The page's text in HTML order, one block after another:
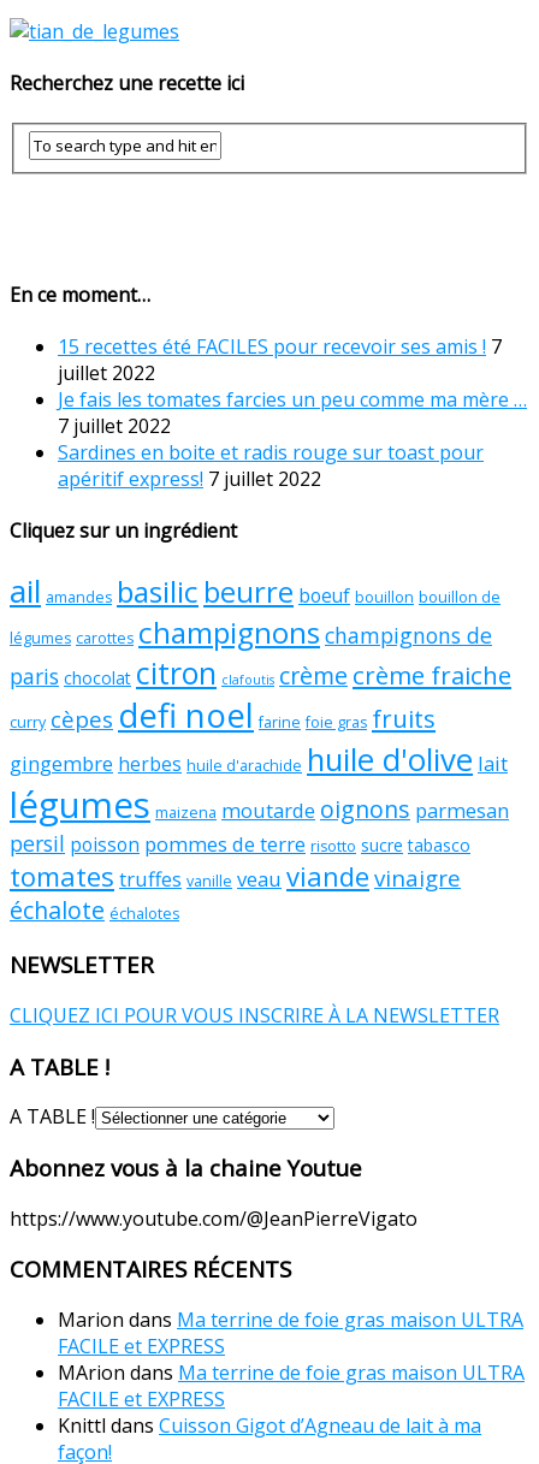
Recherchez une recette ici
En ce moment…
15 recettes été FACILES pour recevoir ses amis ! 7
juillet 2022
Je fais les tomates farcies un peu comme ma mère …
7 juillet 2022
Sardines en boite et radis rouge sur toast pour
apéritif express! 7 juillet 2022
Cliquez sur un ingrédient
ail amandes basilic beurre boeuf bouillon bouillon de
légumes carottes champignons champignons de
paris chocolat citron clafoutis crème crème fraiche
curry cèpes defi noel farine foie gras fruits
gingembre herbes huile d'arachide huile d'olive lait
légumes maizena moutarde oignons parmesan
persil poisson pommes de terre risotto sucre tabasco
tomates truffes vanille veau viande vinaigre
échalote échalotes
NEWSLETTER
CLIQUEZ ICI POUR VOUS INSCRIRE À LA NEWSLETTER
A TABLE !
A TABLE !
Abonnez vous à la chaine Youtue
https://www.youtube.com/@JeanPierreVigato
COMMENTAIRES RÉCENTS
Marion dans Ma terrine de foie gras maison ULTRA
FACILE et EXPRESS
MArion dans Ma terrine de foie gras maison ULTRA
FACILE et EXPRESS
Knittl dans Cuisson Gigot d’Agneau de lait à ma
façon!